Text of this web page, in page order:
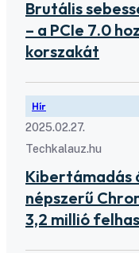
Brutális
– a PCIe 7.0
korszakát
Hír
2025.02.27.
Techkalauz.hu
népszerű
3,2 millió